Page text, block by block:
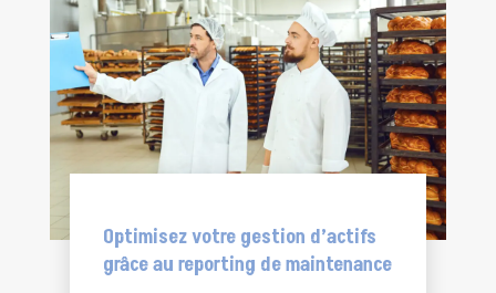
Optimisez votre gestion d’actifs
grâce au reporting de maintenance